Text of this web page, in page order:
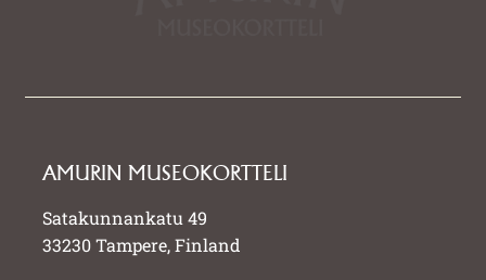
AMURIN MUSEOKORTTELI
Satakunnankatu 49
33230 Tampere, Finland